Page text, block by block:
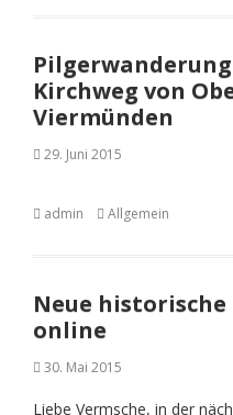
Kirchweg von
Viermünden
29. Juni 2015
admin Allgemein
Neue
online
30. Mai 2015
Liebe Vermsche, in der